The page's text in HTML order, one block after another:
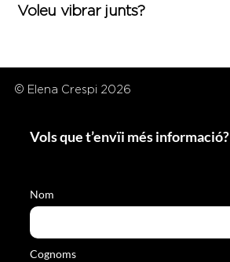
Voleu vibrar junts?
© Elena Crespi 2026
Vols que t’envïi més informació?
Nom
Cognoms